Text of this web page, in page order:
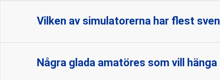
Vilken av simulatorerna har flest
Några glada amatöres som vill